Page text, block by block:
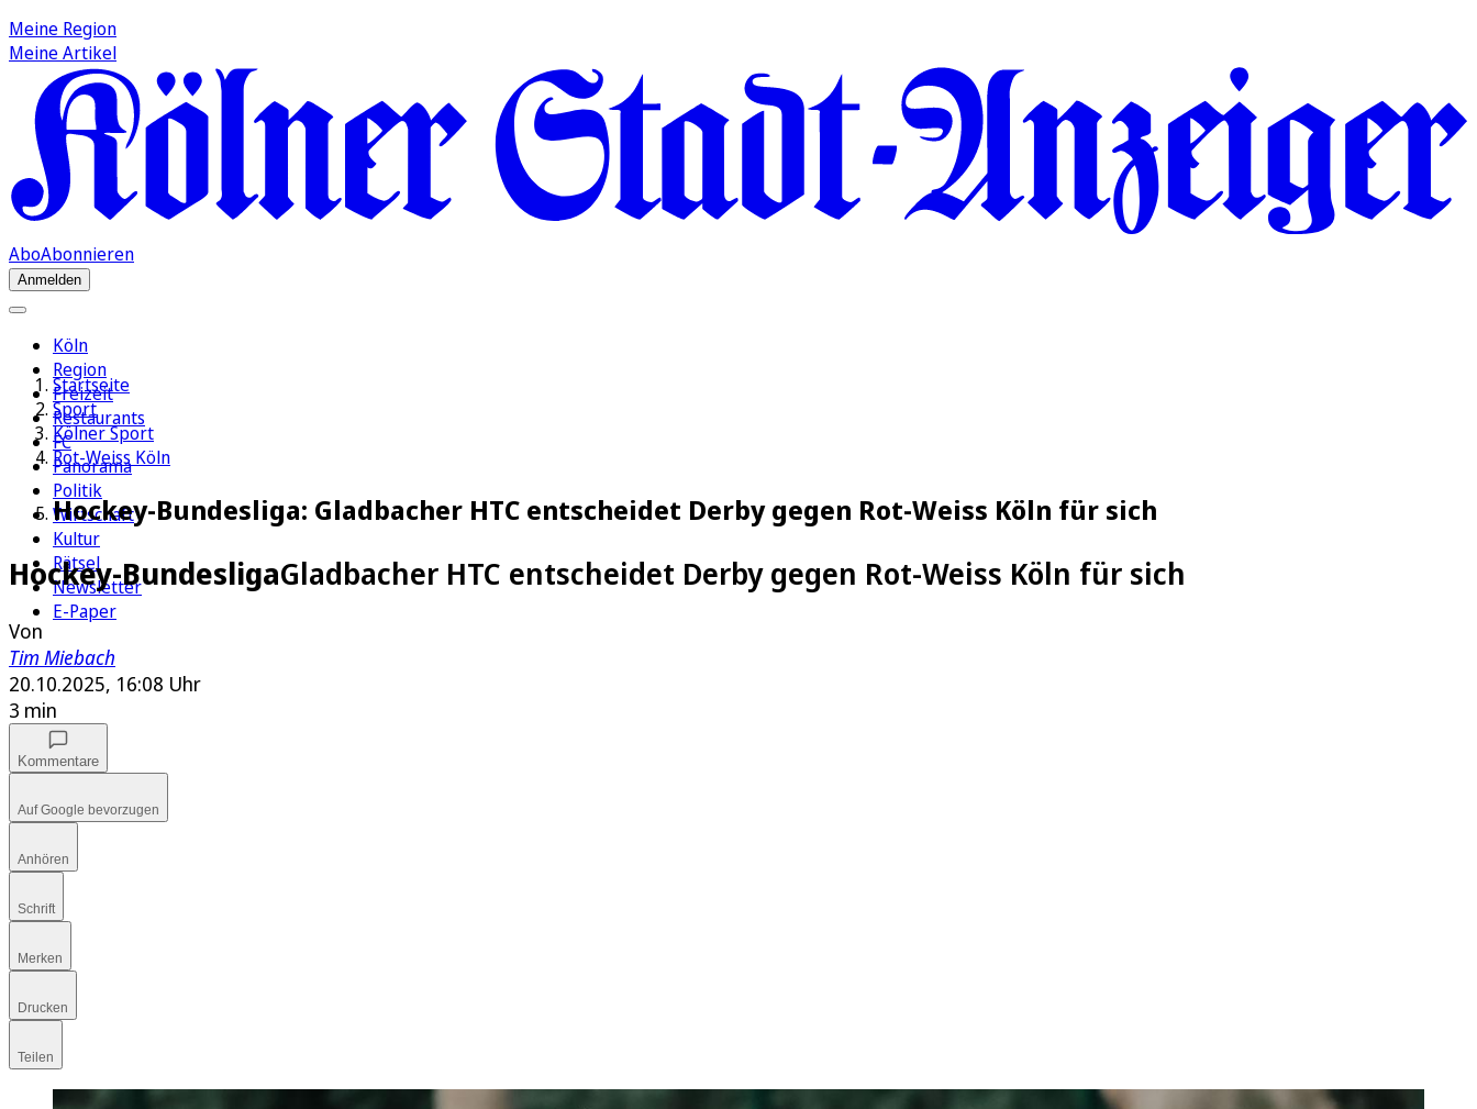
Meine Region
Meine Artikel
AboAbonnieren
Anmelden
Köln
Region
Freizeit
Restaurants
FC
Panorama
Politik
Wirtschaft
Kultur
Rätsel
Newsletter
E-Paper
Startseite
Sport
Kölner Sport
Rot-Weiss Köln
Hockey-Bundesliga: Gladbacher HTC entscheidet Derby gegen Rot-Weiss Köln für sich
Hockey-BundesligaGladbacher HTC entscheidet Derby gegen Rot-Weiss Köln für sich
Von
Tim Miebach
20.10.2025, 16:08 Uhr
3 min
Kommentare
Auf Google bevorzugen
Anhören
Schrift
Merken
Drucken
Teilen